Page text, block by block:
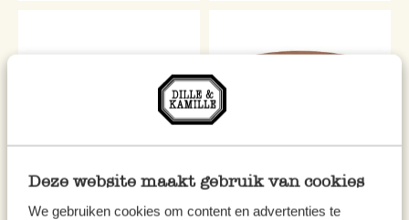
Deze website maakt gebruik van cookies
We gebruiken cookies om content en advertenties te
Tube-uitknijper, rvs
Taartplateau, acaciahout, Ø 30